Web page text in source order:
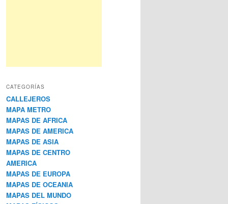
CATEGORÍAS
CALLEJEROS
MAPA METRO
MAPAS DE AFRICA
MAPAS DE AMERICA
MAPAS DE ASIA
MAPAS DE CENTRO
AMERICA
MAPAS DE EUROPA
MAPAS DE OCEANIA
MAPAS DEL MUNDO